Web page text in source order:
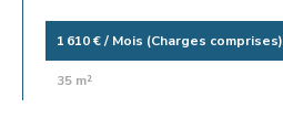
1 610 € / Mois (Charges comprises)
35 m²